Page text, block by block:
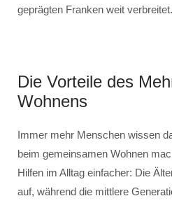
geprägten Franken weit
Die Vorteile des
Wohnens
Immer mehr Menschen wissen
beim gemeinsamen Wohnen
Hilfen im Alltag einfacher: Die
auf, während die mittlere